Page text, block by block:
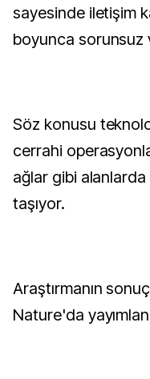
sayesinde iletişim
boyunca sorunsuz
Söz konusu
cerrahi
ağlar gibi
taşıyor.
Araştırmanın
Nature'da